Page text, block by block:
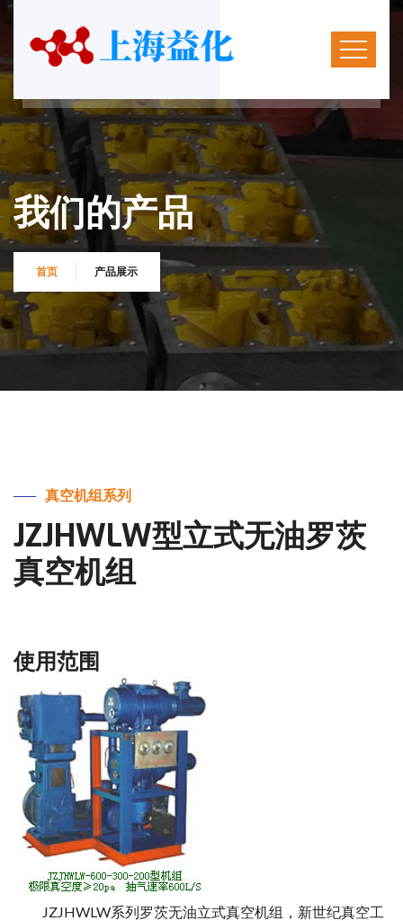
我们的产品
首页 产品展示
真空机组系列
JZJHWLW型立式无油罗茨
真空机组
使用范围
JZJHWLW系列罗茨无油立式真空机组，新世纪真空工